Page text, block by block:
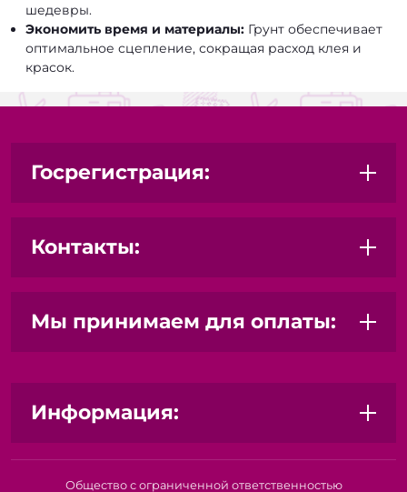
шедевры.
Экономить время и материалы: Грунт обеспечивает
оптимальное сцепление, сокращая расход клея и
красок.
Госрегистрация:
Контакты:
Мы принимаем для оплаты:
Информация:
Общество с ограниченной ответственностью